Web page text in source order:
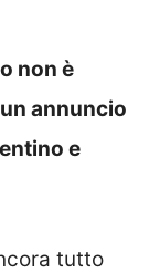
non è
annuncio
e
tutto